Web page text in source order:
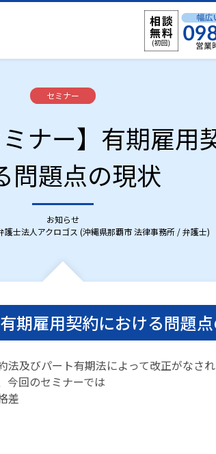
C
a
r
i
s
セミナー
ミナー】有期雇用
問題点の現状
お知らせ
護士法人アクロゴス (沖縄県那覇市 法律事務所 / 弁護士)
期雇用契約における問題
法及びパート有期法によって改正がなさ
今回のセミナーでは
差